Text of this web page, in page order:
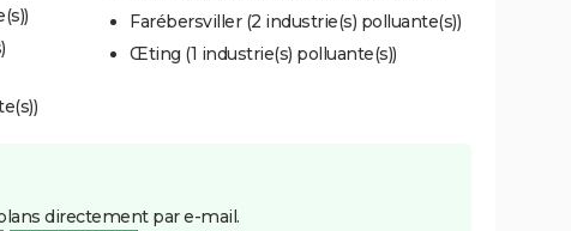
Farébersviller (2 industrie(s) polluante(s))
Œting (1 industrie(s) polluante(s))
directement par e-mail.